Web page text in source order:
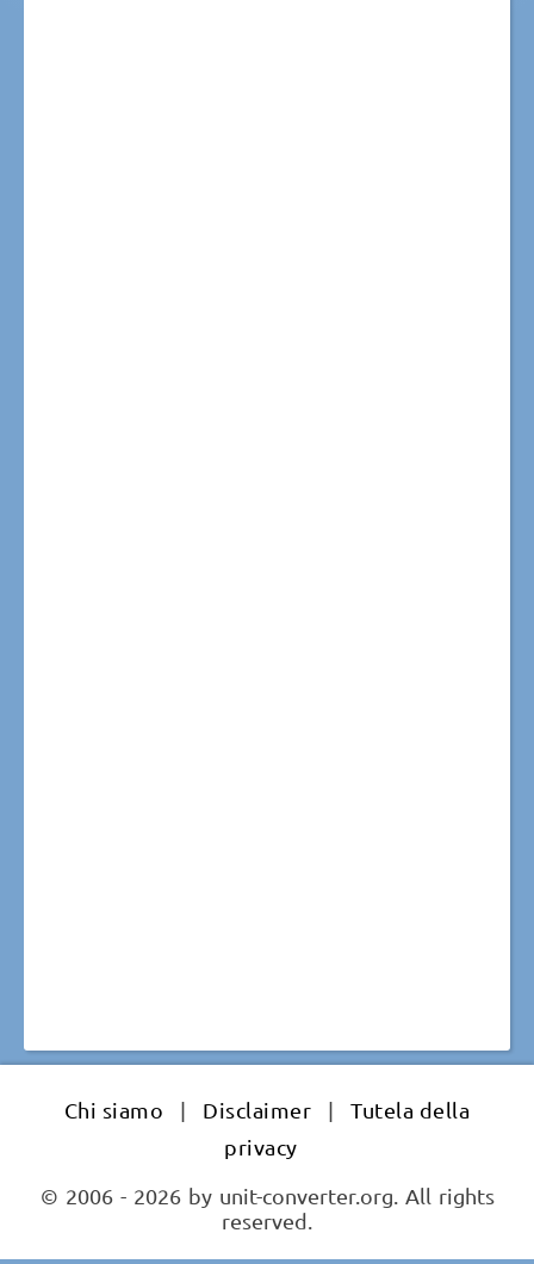
Chi siamo | Disclaimer |
Tutela della
privacy
© 2006 - 2026 by unit-converter.org. All rights
reserved.